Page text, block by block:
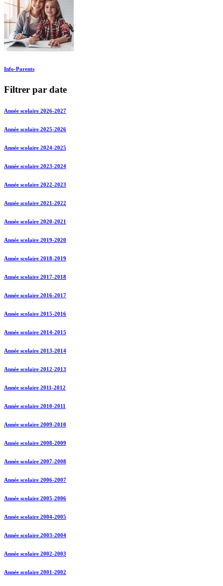
Info-Parents
Filtrer par date
Année scolaire 2026-2027
Année scolaire 2025-2026
Année scolaire 2024-2025
Année scolaire 2023-2024
Année scolaire 2022-2023
Année scolaire 2021-2022
Année scolaire 2020-2021
Année scolaire 2019-2020
Année scolaire 2018-2019
Année scolaire 2017-2018
Année scolaire 2016-2017
Année scolaire 2015-2016
Année scolaire 2014-2015
Année scolaire 2013-2014
Année scolaire 2012-2013
Année scolaire 2011-2012
Année scolaire 2010-2011
Année scolaire 2009-2010
Année scolaire 2008-2009
Année scolaire 2007-2008
Année scolaire 2006-2007
Année scolaire 2005-2006
Année scolaire 2004-2005
Année scolaire 2003-2004
Année scolaire 2002-2003
Année scolaire 2001-2002